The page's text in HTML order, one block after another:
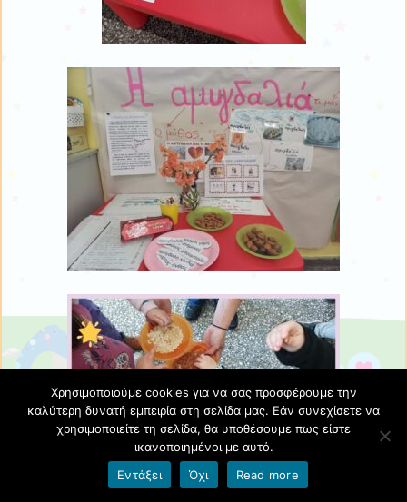
Χρησιμοποιούμε cookies για να σας προσφέρουμε την
καλύτερη δυνατή εμπειρία στη σελίδα μας. Εάν συνεχίσετε να
χρησιμοποιείτε τη σελίδα, θα υποθέσουμε πως είστε
ικανοποιημένοι με αυτό.
Εντάξει
Όχι Read more